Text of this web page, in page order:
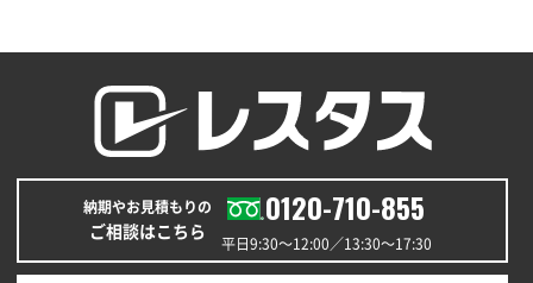
商品がよさそうだったから
東京都N社様
コットンバッグM(B4対応)200枚
商品情報の正確な記載、スムーズなシステム対応
広島県(社様
納期やお見積もりの
ご相談はこちら
0120-710-855
平日9:30〜12:00／13:30〜17:30